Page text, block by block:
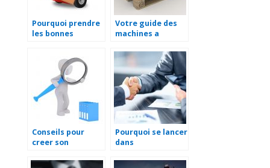
Pourquoi prendre
les bonnes
entreprise ?
Votre guide des
machines a
Conseils pour
creer son
Pourquoi se lancer
dans
?